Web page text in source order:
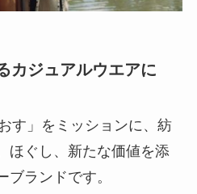
カジュアルウエアに
す」をミッションに、紡
ほぐし、新たな価値を添
ブランドです。